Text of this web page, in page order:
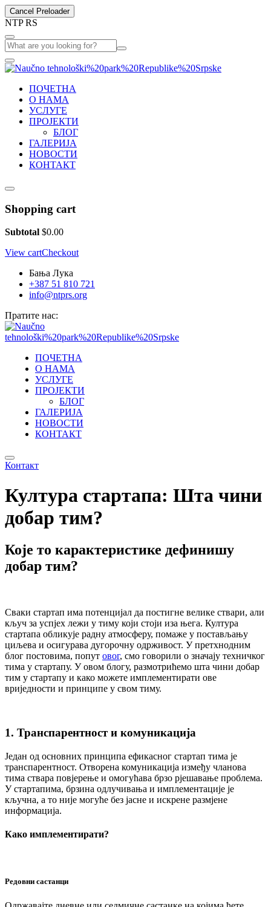
Cancel Preloader
NTP RS
ПОЧЕТНА
О НАМА
УСЛУГЕ
ПРОЈЕКТИ
БЛОГ
ГАЛЕРИЈА
НОВОСТИ
КОНТАКТ
Shopping cart
Subtotal $0.00
View cartCheckout
Бања Лука
+387 51 810 721
info@ntprs.org
Пратите нас:
ПОЧЕТНА
О НАМА
УСЛУГЕ
ПРОЈЕКТИ
БЛОГ
ГАЛЕРИЈА
НОВОСТИ
КОНТАКТ
Контакт
Култура стартапа: Шта чини
добар тим?
Које то карактеристике дефинишу
добар тим?
Сваки стартап има потенцијал да постигне велике ствари, али
кључ за успјех лежи у тиму који стоји иза њега. Култура
стартапа обликује радну атмосферу, помаже у постављању
циљева и осигурава дугорочну одрживост. У претхнодним
блог постовима, попут овог, смо говорили о значају техничког
тима у стартапу. У овом блогу, размотрићемо шта чини добар
тим у стартапу и како можете имплементирати ове
вриједности и принципе у свом тиму.
1. Транспарентност и комуникација
Један од основних принципа ефикасног стартап тима је
транспарентност. Отворена комуникација између чланова
тима ствара повјерење и омогућава брзо рјешавање проблема.
У стартапима, брзина одлучивања и имплементације је
кључна, а то није могуће без јасне и искрене размјене
информација.
Како имплементирати?
Редовни састанци